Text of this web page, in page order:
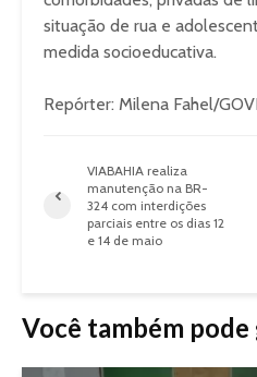
situação de rua e
medida socioeducativa.
Repórter: Milena Fahel/
VIABAHIA realiza
manutenção na BR-
324 com interdições
parciais entre os dias 12
e 14 de maio
Você também